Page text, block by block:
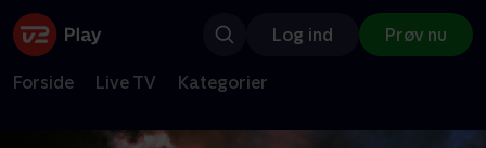
Log ind Prøv nu
Forside Live TV Kategorier